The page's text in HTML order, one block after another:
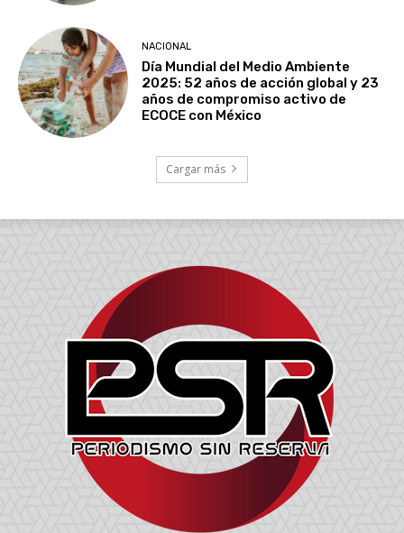
NACIONAL
Día Mundial del Medio Ambiente
2025: 52 años de acción global y 23
años de compromiso activo de
ECOCE con México
Cargar más